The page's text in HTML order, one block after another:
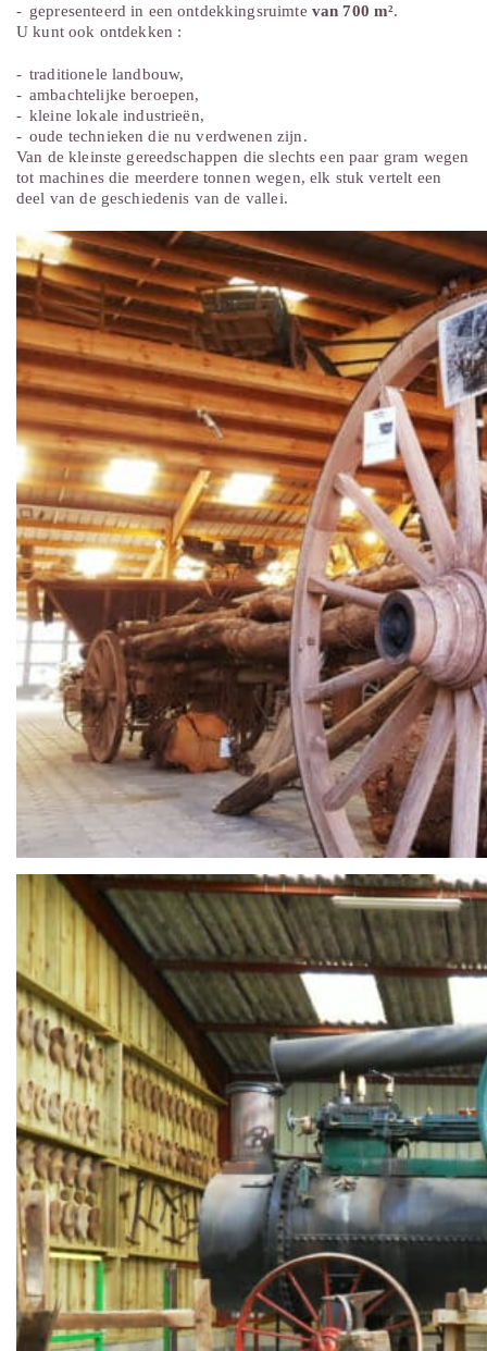
gepresenteerd in een ontdekkingsruimte van 700 m².
U kunt ook ontdekken :
traditionele landbouw,
ambachtelijke beroepen,
kleine lokale industrieën,
oude technieken die nu verdwenen zijn.
Van de kleinste gereedschappen die slechts een paar gram wegen
tot machines die meerdere tonnen wegen, elk stuk vertelt een
deel van de geschiedenis van de vallei.